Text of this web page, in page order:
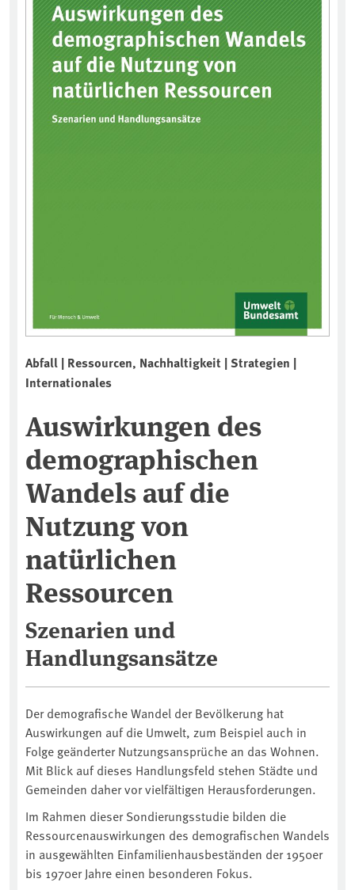
Abfall | Ressourcen, Nachhaltigkeit | Strategien |
Internationales
Auswirkungen des
demographischen
Wandels auf die
Nutzung von
natürlichen
Ressourcen
Szenarien und
Handlungsansätze
Der demografische Wandel der Bevölkerung hat
Auswirkungen auf die Umwelt, zum Beispiel auch in
Folge geänderter Nutzungsansprüche an das Wohnen.
Mit Blick auf dieses Handlungsfeld stehen Städte und
Gemeinden daher vor vielfältigen Herausforderungen.
Im Rahmen dieser Sondierungsstudie bilden die
Ressourcenauswirkungen des demografischen Wandels
in ausgewählten Einfamilienhausbeständen der 1950er
bis 1970er Jahre einen besonderen Fokus.